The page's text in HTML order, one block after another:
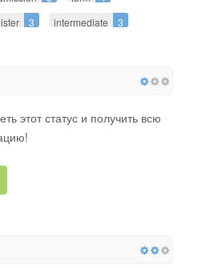
3 intermediate 3
этот статус и получить всю